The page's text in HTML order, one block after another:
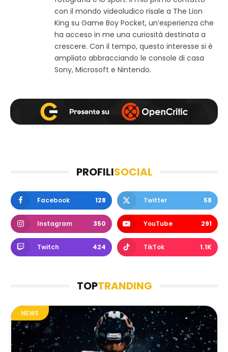
m
con il mondo videoludico risale a The Lion
King su Game Boy Pocket, un’esperienza che
ha acceso in me una curiosità destinata a
crescere. Con il tempo, questo interesse si è
ampliato abbracciando le console di casa
Sony, Microsoft e Nintendo.
PROFILISOCIAL
Facebook 128 Twitter 58
Instagram 350 YouTube 291
Twitch 424 TikTok 1.1K
TOPTRANDING
NEWS